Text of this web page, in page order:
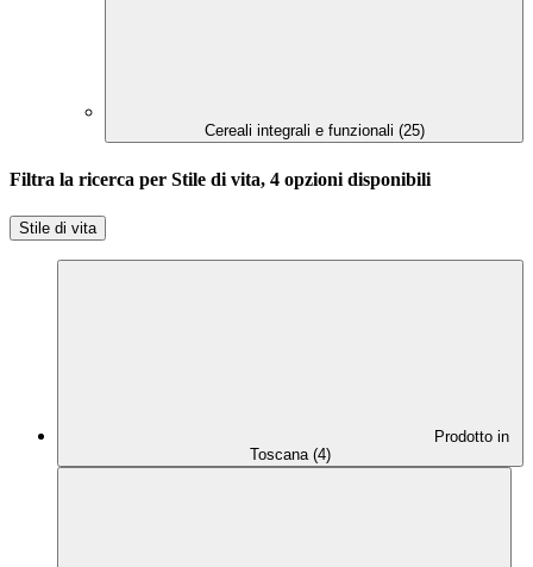
Cereali integrali e funzionali (25)
Filtra la ricerca per Stile di vita, 4 opzioni disponibili
Stile di vita
Prodotto in
Toscana (4)